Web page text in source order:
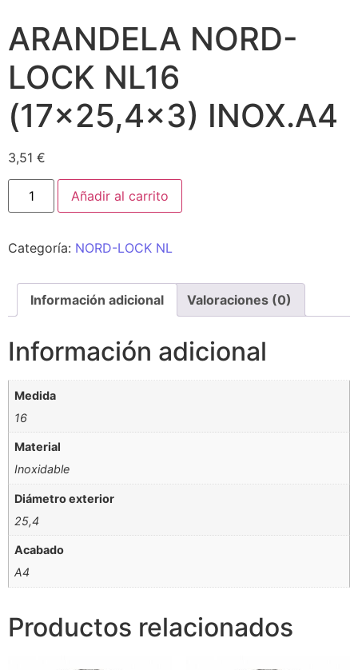
ARANDELA NORD-
LOCK NL16
(17×25,4×3) INOX.A4
3,51 €
Añadir al carrito
Categoría: NORD-LOCK NL
Información adicional Valoraciones (0)
Información adicional
Medida
16
Material
Inoxidable
Diámetro exterior
25,4
Acabado
A4
Productos relacionados